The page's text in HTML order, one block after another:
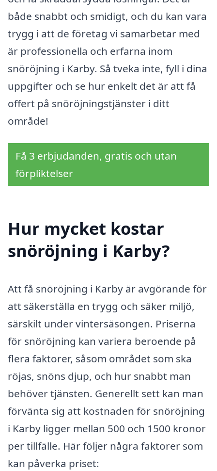
både snabbt och smidigt, och du kan vara
trygg i att de företag vi samarbetar med
är professionella och erfarna inom
snöröjning i Karby. Så tveka inte, fyll i dina
uppgifter och se hur enkelt det är att få
offert på snöröjningstjänster i ditt
område!
Få 3 erbjudanden, gratis och utan
förpliktelser
Hur mycket kostar
snöröjning i Karby?
Att få snöröjning i Karby är avgörande för
att säkerställa en trygg och säker miljö,
särskilt under vintersäsongen. Priserna
för snöröjning kan variera beroende på
flera faktorer, såsom området som ska
röjas, snöns djup, och hur snabbt man
behöver tjänsten. Generellt sett kan man
förvänta sig att kostnaden för snöröjning
i Karby ligger mellan 500 och 1500 kronor
per tillfälle. Här följer några faktorer som
kan påverka priset: